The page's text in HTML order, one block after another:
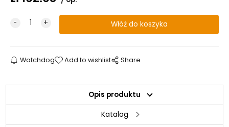
Watchdog Add to wishlist Share
Opis produktu
Katalog